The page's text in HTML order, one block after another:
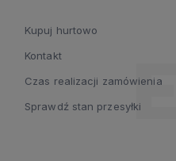
Kupuj hurtowo
Kontakt
Czas realizacji zamówienia
Sprawdź stan przesyłki